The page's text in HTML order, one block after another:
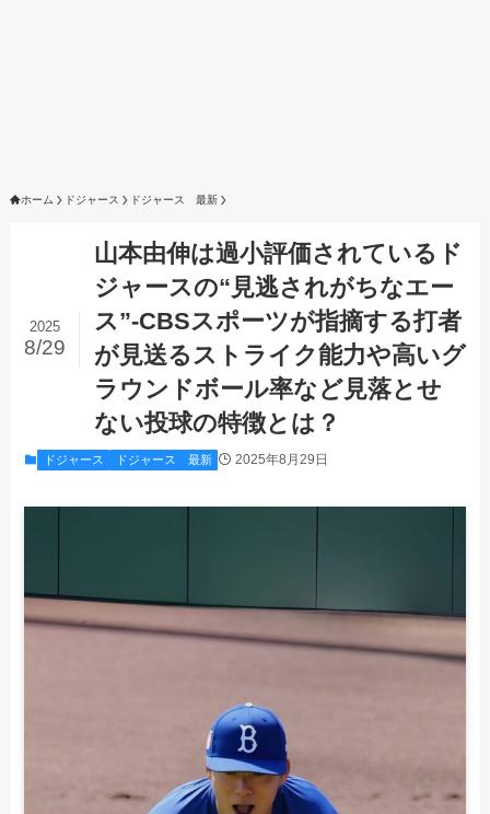
ホーム ドジャース ドジャース 最新
山本由伸は過小評価されているド
ジャースの“見逃されがちなエー
ス”-CBSスポーツが指摘する打者
が見送るストライク能力や高いグ
ラウンドボール率など見落とせ
ない投球の特徴とは？
2025
8/29
ドジャース ドジャース 最新 2025年8月29日